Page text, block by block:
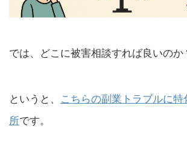
では、どこに被害相談すれば良いのか
というと、 こちらの副業トラブルに
所です。